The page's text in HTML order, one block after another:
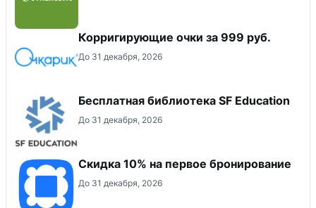
Корригирующие очки за 999 руб.
До 31 декабря, 2026
Бесплатная библиотека SF Education
До 31 декабря, 2026
Скидка 10% на первое бронирование
До 31 декабря, 2026